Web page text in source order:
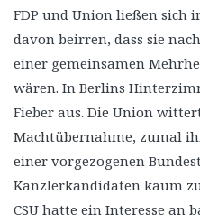
FDP und Union ließen sich
davon beirren, dass sie
einer gemeinsamen
wären. In Berlins
Fieber aus. Die Union
Machtübernahme, zumal
einer vorgezogenen
Kanzlerkandidaten kaum
CSU hatte ein Interesse an